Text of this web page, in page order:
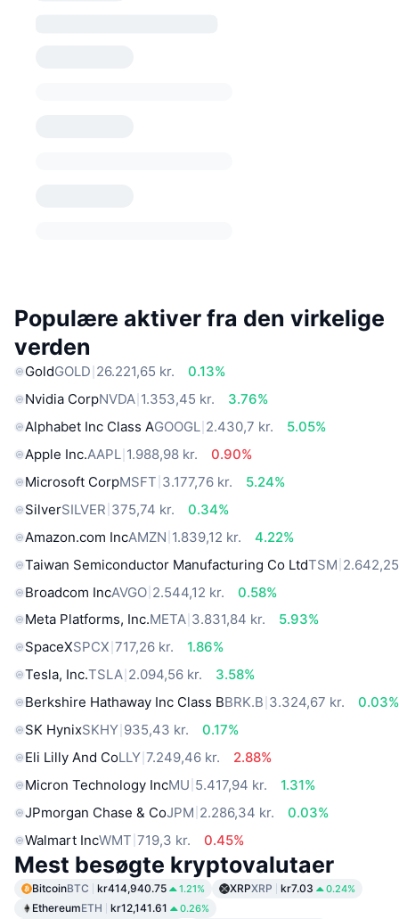
Populære aktiver fra den virkelige
verden
GoldGOLD 26.221,65 kr.
0.13%
Nvidia CorpNVDA 1.353,45 kr.
3.76%
Alphabet Inc Class AGOOGL 2.430,7 kr.
5.05%
Apple Inc.AAPL 1.988,98 kr.
0.90%
Microsoft CorpMSFT 3.177,76 kr.
5.24%
SilverSILVER 375,74 kr.
0.34%
Amazon.com IncAMZN 1.839,12 kr.
4.22%
Taiwan Semiconductor Manufacturing Co LtdTSM
Broadcom IncAVGO 2.544,12 kr.
0.58%
Meta Platforms, Inc.META 3.831,84 kr.
5.93%
SpaceXSPCX 717,26 kr.
1.86%
Tesla, Inc.TSLA 2.094,56 kr.
3.58%
Berkshire Hathaway Inc Class BBRK.B 3.324,67 kr.
0.03%
SK HynixSKHY 935,43 kr.
0.17%
Eli Lilly And CoLLY 7.249,46 kr.
2.88%
Micron Technology IncMU 5.417,94 kr.
1.31%
JPmorgan Chase & CoJPM 2.286,34 kr.
0.03%
Walmart IncWMT 719,3 kr. 0.45%
Mest besøgte kryptovalutaer
BitcoinBTC kr414,940.75 1.21% XRPXRP kr7.03 0.24%
EthereumETH kr12,141.61 0.26%